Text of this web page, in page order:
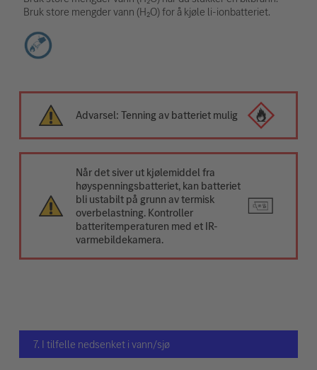
Bruk store mengder vann (H₂O) for å kjøle li-ionbatteriet.
Advarsel: Tenning av batteriet mulig
Når det siver ut kjølemiddel fra
høyspenningsbatteriet, kan batteriet
bli ustabilt på grunn av termisk
overbelastning. Kontroller
batteritemperaturen med et IR-
varmebildekamera.
7. I tilfelle nedsenket i vann/sjø